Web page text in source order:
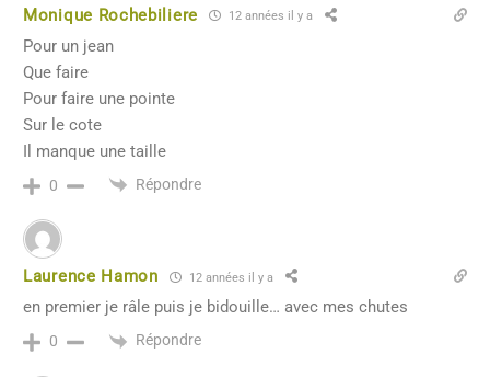
Monique Rochebiliere 12 années il y a
Pour un jean
Que faire
Pour faire une pointe
Sur le cote
Il manque une taille
0 Répondre
Laurence Hamon 12 années il y a
en premier je râle puis je bidouille… avec mes chutes
0 Répondre